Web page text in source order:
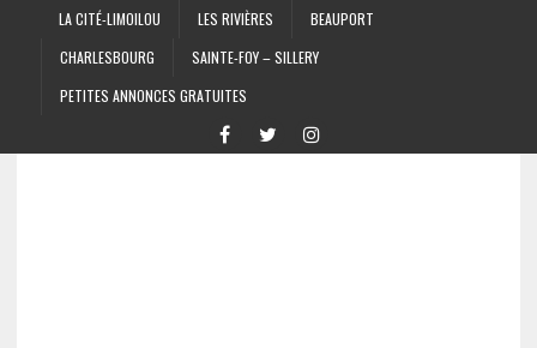
LA CITÉ-LIMOILOU LES RIVIÈRES
BEAUPORT
CHARLESBOURG
SAINTE-FOY – SILLERY
PETITES ANNONCES GRATUITES